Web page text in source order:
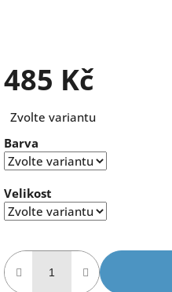
485 Kč
cena:
Zvolte variantu
Barva
Velikost